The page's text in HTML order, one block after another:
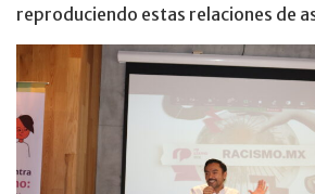
reproduciendo estas relaciones de